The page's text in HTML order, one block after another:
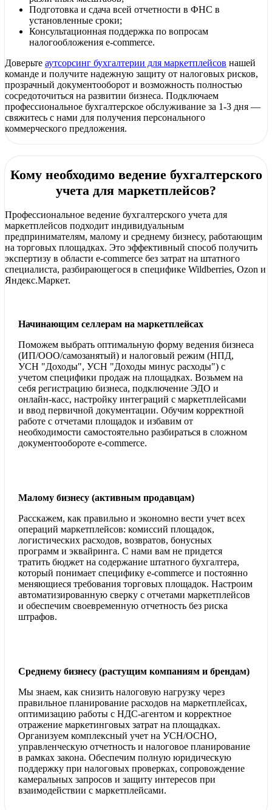
В чем сложность ведения финансов на маркетплейсах?
Как правильно платить налоги при продаже на Wildberries и
Какая система налогообложения лучше для продавцов
Нужна ли онлайн-касса при торговле на маркетплейсах?
Какие документы нужны для ведения бухгалтерии на Ozon и
В чем разница между УСН 6% и УСН 15% для селлеров?
Вы работаете с Мегамаркетом и Авито?
Подготовка и сдача всей отчетности в ФНС в
установленные сроки;
Консультационная поддержка по вопросам
налогообложения e-commerce.
Доверьте аутсорсинг бухгалтерии для маркетплейсов нашей
команде и получите надежную защиту от налоговых рисков,
прозрачный документооборот и возможность полностью
сосредоточиться на развитии бизнеса. Подключаем
профессиональное бухгалтерское обслуживание за 1-3 дня —
свяжитесь с нами для получения персонального
коммерческого предложения.
Торговля через онлайн-площадки требует особого подхода
Кому необходимо ведение бухгалтерского
учета для маркетплейсов?
Профессиональное ведение бухгалтерского учета для
маркетплейсов подходит индивидуальным
предпринимателям, малому и среднему бизнесу, работающим
на торговых площадках. Это эффективный способ получить
экспертизу в области e-commerce без затрат на штатного
специалиста, разбирающегося в специфике Wildberries, Ozon и
Яндекс.Маркет.
Начинающим селлерам на маркетплейсах
Поможем выбрать оптимальную форму ведения бизнеса
(ИП/ООО/самозанятый) и налоговый режим (НПД,
УСН "Доходы", УСН "Доходы минус расходы") с
учетом специфики продаж на площадках. Возьмем на
себя регистрацию бизнеса, подключение ЭДО и
онлайн-касс, настройку интеграций с маркетплейсами
и ввод первичной документации. Обучим корректной
работе с отчетами площадок и избавим от
необходимости самостоятельно разбираться в сложном
документообороте e-commerce.
Малому бизнесу (активным продавцам)
Расскажем, как правильно и экономно вести учет всех
операций маркетплейсов: комиссий площадок,
логистических расходов, возвратов, бонусных
программ и эквайринга. С нами вам не придется
тратить бюджет на содержание штатного бухгалтера,
который понимает специфику e-commerce и постоянно
меняющиеся требования торговых площадок. Настроим
автоматизированную сверку с отчетами маркетплейсов
и обеспечим своевременную отчетность без риска
штрафов.
Среднему бизнесу (растущим компаниям и брендам)
Мы знаем, как снизить налоговую нагрузку через
правильное планирование расходов на маркетплейсах,
оптимизацию работы с НДС-агентом и корректное
отражение маркетинговых затрат на площадках.
Организуем комплексный учет на УСН/ОСНО,
управленческую отчетность и налоговое планирование
в рамках закона. Обеспечим полную юридическую
поддержку при налоговых проверках, сопровождение
камеральных запросов и защиту интересов при
взаимодействии с маркетплейсами.